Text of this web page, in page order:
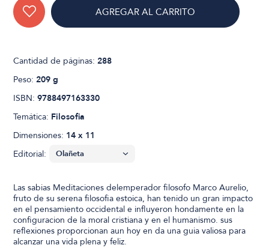
AGREGAR AL CARRITO
Cantidad de páginas:288
Peso:209 g
ISBN:9788497163330
Temática: Filosofia
Dimensiones: 14 x 11
Editorial:
Las sabias Meditaciones delemperador filosofo Marco Aurelio,
fruto de su serena filosofia estoica, han tenido un gran impacto
en el pensamiento occidental e influyeron hondamente en la
configuracion de la moral cristiana y en el humanismo. sus
reflexiones proporcionan aun hoy en da una guia valiosa para
alcanzar una vida plena y feliz.